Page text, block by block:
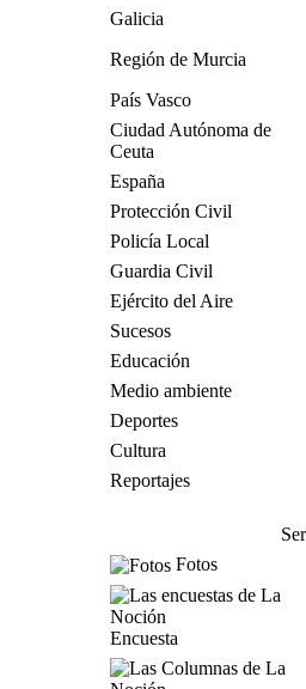
Galicia
Región de Murcia
País Vasco
Ciudad Autónoma de
Ceuta
España
Protección Civil
Policía Local
Guardia Civil
Ejército del Aire
Sucesos
Educación
Medio ambiente
Deportes
Cultura
Reportajes
Fotos
Encuesta